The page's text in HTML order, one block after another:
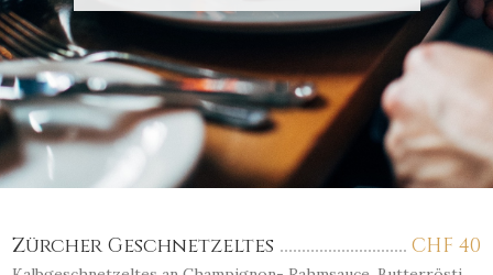
CHF 40
Zürcher Geschnetzeltes